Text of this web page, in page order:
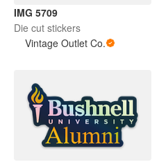
IMG 5709
Die cut stickers
Vintage Outlet Co.